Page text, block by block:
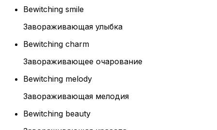
Bewitching smile
Завораживающая улыбка
Bewitching charm
Завораживающее очарование
Bewitching melody
Завораживающая мелодия
Bewitching beauty